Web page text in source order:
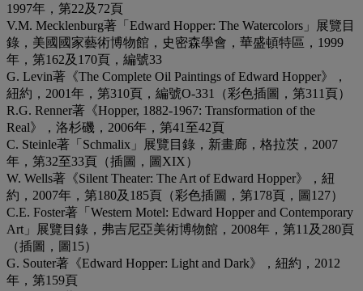
1997年，第22及72頁
V.M. Mecklenburg著「Edward Hopper: The Watercolors」展覽目
錄，美國國家藝術博物館，史密森學會，華盛頓特區，1999
年，第162及170頁，編號33
G. Levin著《The Complete Oil Paintings of Edward Hopper》，
紐約，2001年，第310頁，編號O-331（彩色插圖，第311頁）
R.G. Renner著《Hopper, 1882-1967: Transformation of the
Real》，洛杉磯，2006年，第41至42頁
C. Steinle著「Schmalix」展覽目錄，新畫廊，格拉茨，2007
年，第32至33頁（插圖，圖XIX）
W. Wells著《Silent Theater: The Art of Edward Hopper》，紐
約，2007年，第180及185頁（彩色插圖，第178頁，圖127）
C.E. Foster著「Western Motel: Edward Hopper and Contemporary
Art」展覽目錄，弗吉尼亞美術博物館，2008年，第11及280頁
（插圖，圖15）
G. Souter著《Edward Hopper: Light and Dark》，紐約，2012
年，第159頁